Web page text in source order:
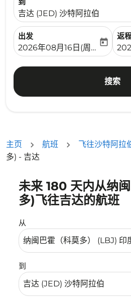
吉达 (JED) 沙特阿拉伯
出发
fc-booking-departure-date-
2026年08月16日(周日)
today
返
fc-
搜索
主页 航班 飞往沙特阿拉
多) - 吉达
未来 180 天内从纳
多)飞往吉达的航班
从
到
没有符合您的筛选条件的机票